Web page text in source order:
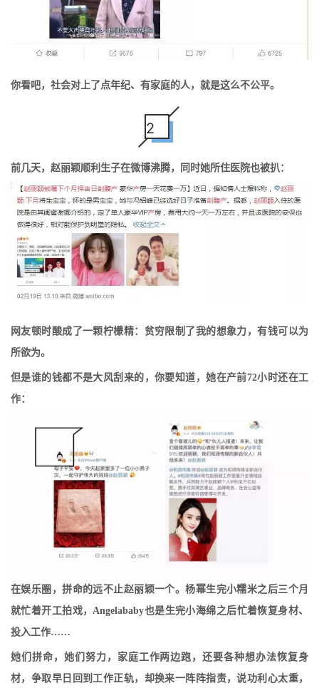
你看吧，社会对上了点年纪、有家庭的人，就是这么不公平。
2
前几天，赵丽颖顺利生子在微博沸腾，同时她所住医院也被扒：
网友顿时酸成了一颗柠檬精：贫穷限制了我的想象力，有钱可以为
所欲为。
但是谁的钱都不是大风刮来的，你要知道，她在产前72小时还在工
作：
在娱乐圈，拼命的远不止赵丽颖一个。杨幂生完小糯米之后三个月
就忙着开工拍戏，Angelababy也是生完小海绵之后忙着恢复身材、
投入工作……
她们拼命，她们努力，家庭工作两边跑，还要各种想办法恢复身
材，争取早日回到工作正轨，却换来一阵阵指责，说功利心太重，